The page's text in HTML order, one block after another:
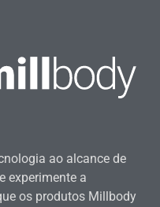
ao alcance de
experimente a
os produtos Millbody